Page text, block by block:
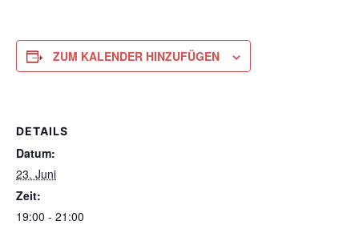
ZUM KALENDER HINZUFÜGEN
DETAILS
Datum:
23. Juni
Zeit:
19:00 - 21:00